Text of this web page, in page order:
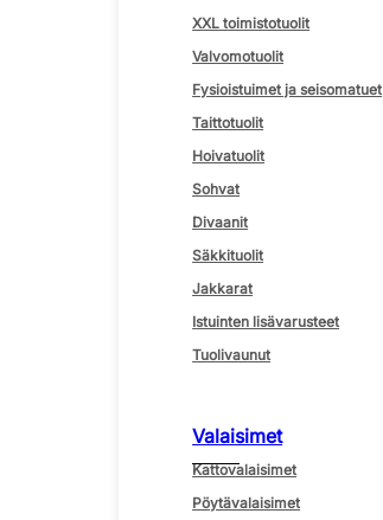
XXL toimistotuolit
Valvomotuolit
Fysioistuimet ja seisomatuet
Taittotuolit
Hoivatuolit
Sohvat
Divaanit
Säkkituolit
Jakkarat
Istuinten lisävarusteet
Tuolivaunut
Valaisimet
Kattovalaisimet
Pöytävalaisimet